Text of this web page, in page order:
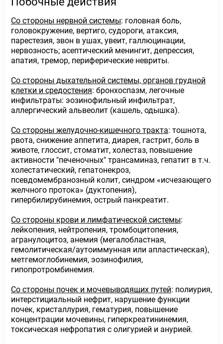
Со стороны нервной системы: головная боль,
головокружение, вертиго, судороги, атаксия,
парестезия, звон в ушах, увеит, галлюцинации,
нервозность; асептический менингит, депрессия,
апатия, тремор, периферические невриты.
Со стороны дыхательной системы, органов грудной
клетки и средостения: бронхоспазм, легочные
инфильтраты: эозинофильный инфильтрат,
аллергический альвеолит (кашель, одышка).
Со стороны желудочно-кишечного тракта: тошнота,
рвота, снижение аппетита, диарея, гастрит, боль в
животе, глоссит, стоматит, холестаз, повышение
активности "печеночных" трансаминаз, гепатит в т.ч.
холестатический, гепатонекроз,
псевдомембранозный колит, синдром «исчезающего
желчного протока» (дуктопения),
гипербилирубинемия, острый панкреатит.
Со стороны крови и лимфатической системы:
лейкопения, нейтропения, тромбоцитопения,
агранулоцитоз, анемия (мегалобластная,
гемолитическая/аутоиммунная или апластическая),
метгемоглобинемия, эозинофилия,
гипопротромбинемия.
Со стороны почек и мочевыводящих путей: полиурия,
интерстициальный нефрит, нарушение функции
почек, кристаллурия, гематурия, повышение
концентрации мочевины, гиперкреатининемия,
токсическая нефропатия с олигурией и анурией.